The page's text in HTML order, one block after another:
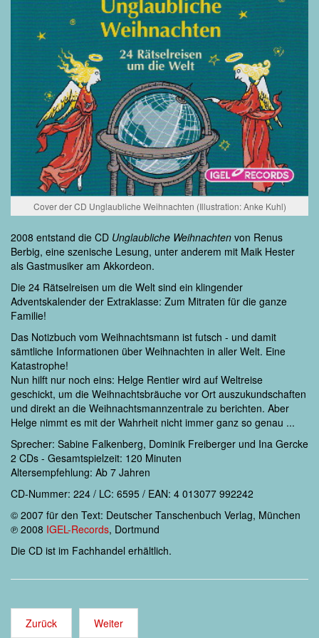
Cover der CD Unglaubliche Weihnachten (Illustration: Anke Kuhl)
2008 entstand die CD Unglaubliche Weihnachten von Renus
Berbig, eine szenische Lesung, unter anderem mit Maik Hester
als Gastmusiker am Akkordeon.
Die 24 Rätselreisen um die Welt sind ein klingender
Adventskalender der Extraklasse: Zum Mitraten für die ganze
Familie!
Das Notizbuch vom Weihnachtsmann ist futsch - und damit
sämtliche Informationen über Weihnachten in aller Welt. Eine
Katastrophe!
Nun hilft nur noch eins: Helge Rentier wird auf Weltreise
geschickt, um die Weihnachtsbräuche vor Ort auszukundschaften
und direkt an die Weihnachtsmannzentrale zu berichten. Aber
Helge nimmt es mit der Wahrheit nicht immer ganz so genau ...
Sprecher: Sabine Falkenberg, Dominik Freiberger und Ina Gercke
2 CDs - Gesamtspielzeit: 120 Minuten
Altersempfehlung: Ab 7 Jahren
CD-Nummer: 224 / LC: 6595 / EAN: 4 013077 992242
© 2007 für den Text: Deutscher Tanschenbuch Verlag, München
℗ 2008 IGEL-Records, Dortmund
Die CD ist im Fachhandel erhältlich.
Zurück Weiter